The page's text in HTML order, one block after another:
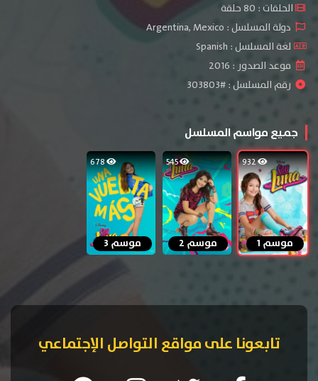
الحلقات : 80 حلقة
دولة المسلسل : Argentina, Mexico
لغة المسلسل : Spanish
موعد الصدور : 2016
رقم المسلسل : #303803
جميع مواسم المسلسل
932
موسم 1
545
موسم 2
678
موسم 3
تابعونا على مواقع التواصل الإجتماعي